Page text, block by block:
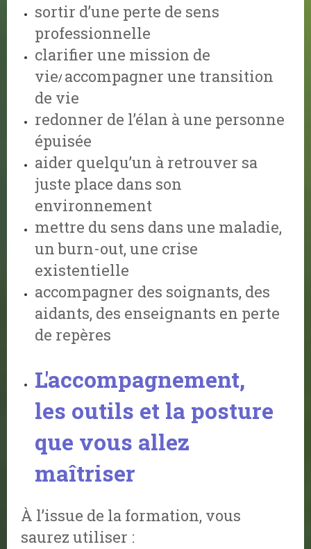
sortir d’une perte de sens
professionnelle
clarifier une mission de
vie/ accompagner une transition
de vie
redonner de l’élan à une personne
épuisée
aider quelqu’un à retrouver sa
juste place dans son
environnement
mettre du sens dans une maladie,
un burn-out, une crise
existentielle
accompagner des soignants, des
aidants, des enseignants en perte
de repères
L'accompagnement,
les outils et la posture
que vous allez
maîtriser
À l’issue de la formation, vous
saurez utiliser :